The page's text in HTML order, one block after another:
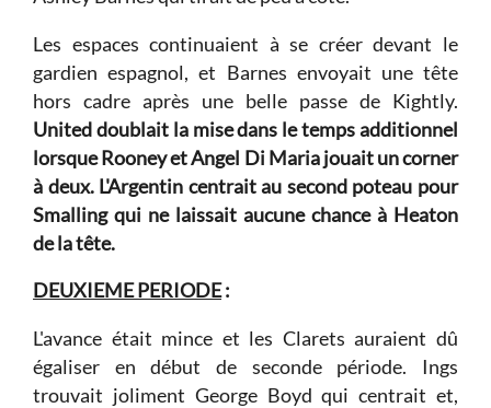
Les espaces continuaient à se créer devant le
gardien espagnol, et Barnes envoyait une tête
hors cadre après une belle passe de Kightly.
United doublait la mise dans le temps additionnel
lorsque Rooney et Angel Di Maria jouait un corner
à deux. L'Argentin centrait au second poteau pour
Smalling qui ne laissait aucune chance à Heaton
de la tête.
DEUXIEME PERIODE:
L'avance était mince et les Clarets auraient dû
égaliser en début de seconde période. Ings
trouvait joliment George Boyd qui centrait et,